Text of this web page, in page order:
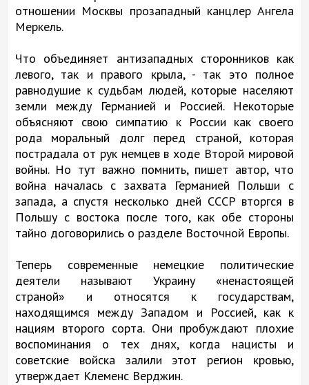
отношении Москвы прозападный канцлер Ангела
Меркель.
Что объединяет антизападных сторонников как
левого, так и правого крыла, - так это полное
равнодушие к судьбам людей, которые населяют
земли между Германией и Россией. Некоторые
объясняют свою симпатию к России как своего
рода моральный долг перед страной, которая
пострадала от рук немцев в ходе Второй мировой
войны. Но тут важно помнить, пишет автор, что
война началась с захвата Германией Польши с
запада, а спустя несколько дней СССР вторгся в
Польшу с востока после того, как обе стороны
тайно договорились о разделе Восточной Европы.
Теперь современные немецкие политические
деятели называют Украину «ненастоящей
страной» и относятся к государствам,
находящимся между Западом и Россией, как к
нациям второго сорта. Они пробуждают плохие
воспоминания о тех днях, когда нацисты и
советские войска залили этот регион кровью,
утверждает Клеменс Верджин.